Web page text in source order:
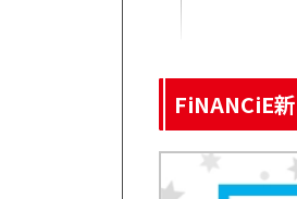
Ryo
CROW Maker
The
ART WITH ME
SEKITOBA
DREAMTIME
ぽぽたん音
HIP HUB
TRONファン
FiNANCiE